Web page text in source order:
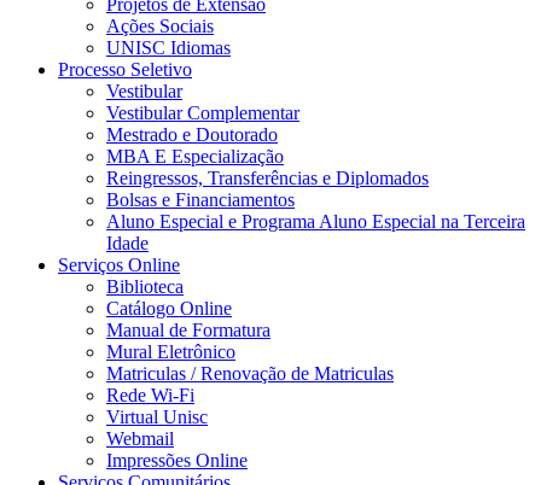
Projetos de Extensão
Ações Sociais
UNISC Idiomas
Processo Seletivo
Vestibular
Vestibular Complementar
Mestrado e Doutorado
MBA E Especialização
Reingressos, Transferências e Diplomados
Bolsas e Financiamentos
Aluno Especial e Programa Aluno Especial na Terceira
Idade
Serviços Online
Biblioteca
Catálogo Online
Manual de Formatura
Mural Eletrônico
Matriculas / Renovação de Matriculas
Rede Wi-Fi
Virtual Unisc
Webmail
Impressões Online